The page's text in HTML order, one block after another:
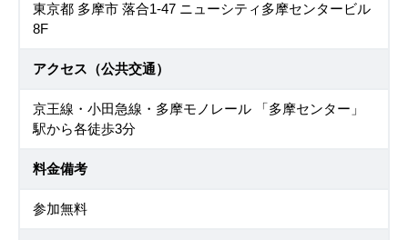
東京都 多摩市 落合1-47 ニューシティ多摩センタービル
8F
アクセス（公共交通）
京王線・小田急線・多摩モノレール 「多摩センター」
駅から各徒歩3分
料金備考
参加無料